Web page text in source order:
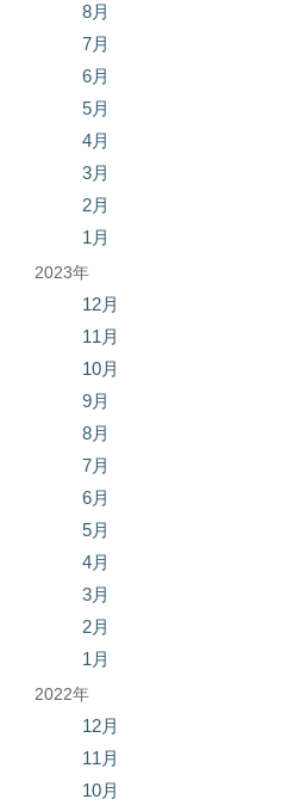
8月
7月
6月
5月
4月
3月
2月
1月
2023年
12月
11月
10月
9月
8月
7月
6月
5月
4月
3月
2月
1月
2022年
12月
11月
10月